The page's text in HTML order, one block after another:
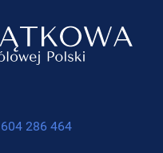
604 286 464